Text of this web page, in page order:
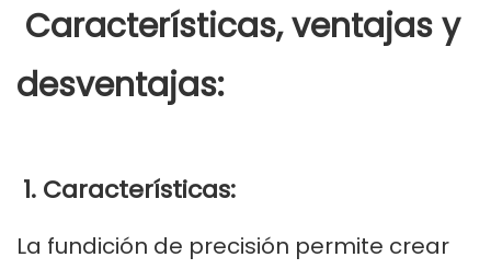
Características, ventajas y
desventajas:
1. Características:
La fundición de precisión permite crear